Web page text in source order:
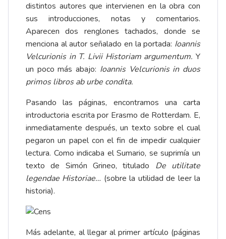
distintos autores que intervienen en la obra con
sus introducciones, notas y comentarios.
Aparecen dos renglones tachados, donde se
menciona al autor señalado en la portada: Ioannis
Velcurionis in T. Livii Historiam argumentum. Y
un poco más abajo: Ioannis Velcurionis in duos
primos libros ab urbe condita.
Pasando las páginas, encontramos una carta
introductoria escrita por Erasmo de Rotterdam. E,
inmediatamente después, un texto sobre el cual
pegaron un papel con el fin de impedir cualquier
lectura. Como indicaba el Sumario, se suprimía un
texto de Simón Grineo, titulado De utilitate
legendae Historiae… (sobre la utilidad de leer la
historia).
Más adelante, al llegar al primer artículo (páginas